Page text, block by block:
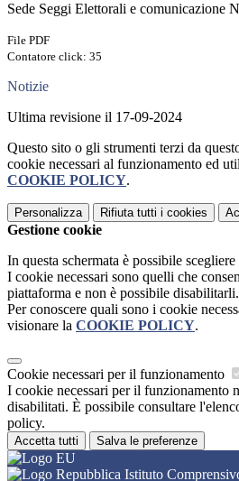
Sede Seggi Elettorali e comunicazione
File PDF
Contatore click: 35
Notizie
Ultima revisione il 17-09-2024
Questo sito o gli strumenti terzi da
cookie necessari al funzionamento ed
COOKIE POLICY.
Personalizza Rifiuta tutti i cookies
Gestione cookie
In questa schermata è possibile
I cookie necessari sono quelli che
piattaforma e non è possibile disabilitarli.
Per conoscere quali sono i cookie
visionare la COOKIE POLICY.
Cookie necessari per il funzionamento
I cookie necessari per il funzionamento
disabilitati. È possibile consultare
policy.
Accetta tutti Salva le preferenze
Istituto